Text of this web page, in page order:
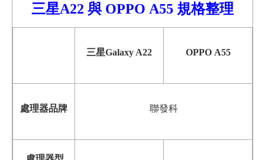
三星A22 與 OPPO A55 規格整理
三星Galaxy A22 OPPO A55
處理器品牌 聯發科